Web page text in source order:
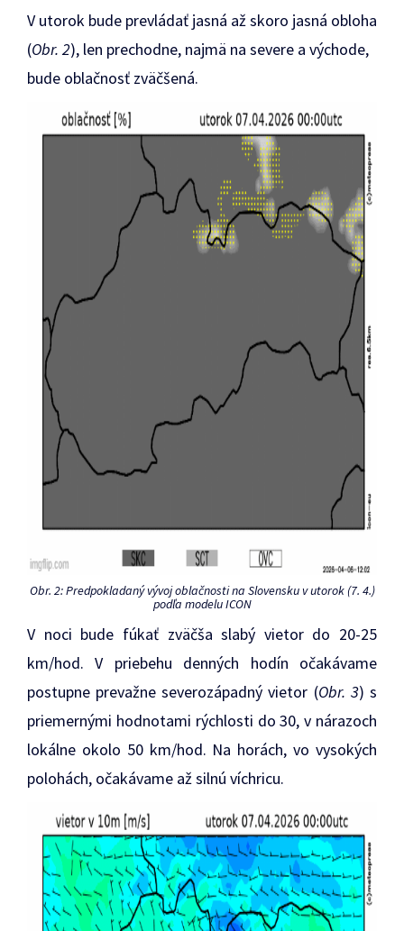
V utorok bude prevládať jasná až skoro jasná obloha
(Obr. 2), len prechodne, najmä na severe a východe,
bude oblačnosť zväčšená.
Obr. 2: Predpokladaný vývoj oblačnosti na Slovensku v utorok (7. 4.)
podľa modelu ICON
V noci bude fúkať zväčša slabý vietor do 20-25
km/hod. V priebehu denných hodín očakávame
postupne prevažne severozápadný vietor (Obr. 3) s
priemernými hodnotami rýchlosti do 30, v nárazoch
lokálne okolo 50 km/hod. Na horách, vo vysokých
polohách, očakávame až silnú víchricu.